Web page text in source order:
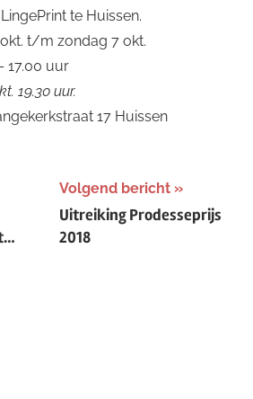
te Huissen.
t/m zondag 7 okt.
17.00 uur
19.30 uur.
17 Huissen
Volgend bericht
Uitreiking Prodesseprijs
2018